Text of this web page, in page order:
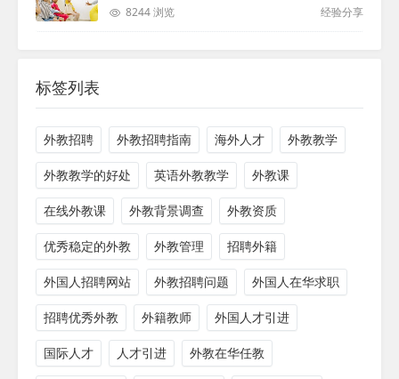
8244 浏览 经验分享
标签列表
外教招聘 外教招聘指南 海外人才 外教教学
外教教学的好处 英语外教教学 外教课
在线外教课 外教背景调查 外教资质
优秀稳定的外教 外教管理 招聘外籍
外国人招聘网站 外教招聘问题 外国人在华求职
招聘优秀外教 外籍教师 外国人才引进
国际人才 人才引进 外教在华任教